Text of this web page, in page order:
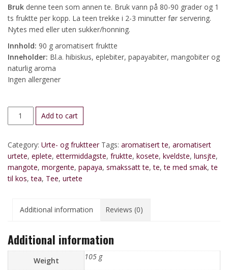
Bruk denne teen som annen te. Bruk vann på 80-90 grader og 1
ts fruktte per kopp. La teen trekke i 2-3 minutter før servering.
Nytes med eller uten sukker/honning.
Innhold: 90 g aromatisert fruktte
Inneholder: Bl.a. hibiskus, eplebiter, papayabiter, mangobiter og
naturlig aroma
Ingen allergener
Eple-
og
(ren
fruktte)
quantity
Add to cart
Category: Urte- og fruktteer Tags: aromatisert te, aromatisert
urtete, eplete, ettermiddagste, fruktte, kosete, kveldste, lunsjte,
mangote, morgente, papaya, smakssatt te,te,te med smak,te
til kos,tea, Tee, urtete
Additional information Reviews (0)
Additional information
Weight 105 g